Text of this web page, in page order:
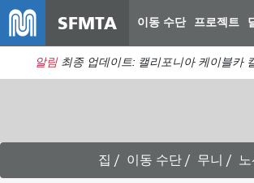
SFMTA 이동 수단 프로젝트
알림 최종 업데이트: 캘리포니아 케이블카
집 이동 수단 무니